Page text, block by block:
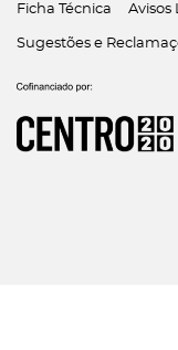
Ficha Técnica Avisos
Sugestões e